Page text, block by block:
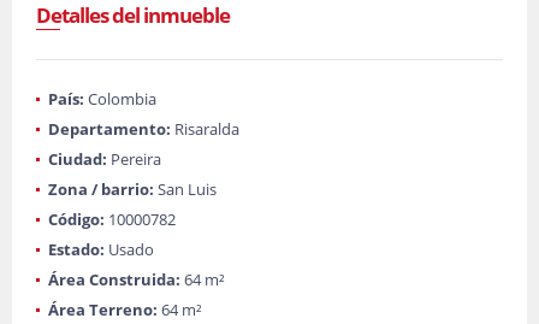
Detalles del inmueble
País: Colombia
Departamento: Risaralda
Ciudad: Pereira
Zona / barrio: San Luis
Código: 10000782
Estado: Usado
Área Construida: 64 m²
Área Terreno: 64 m²